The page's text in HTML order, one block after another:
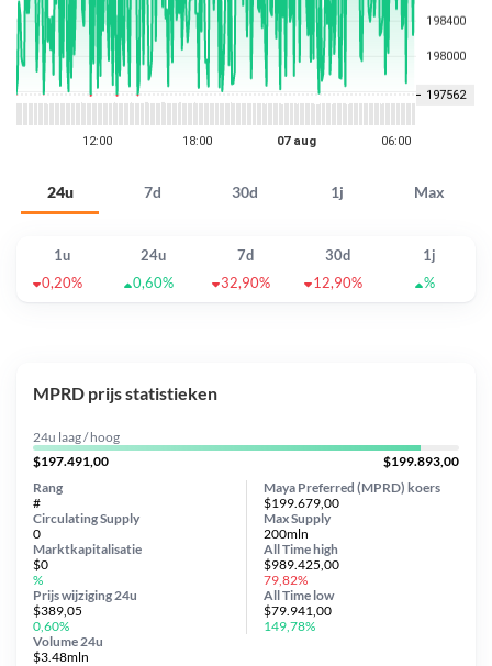
24u 7d 30d 1j Max
1u 24u 7d 30d
1j
0,20%
0,60% 32,90% 12,90% %
MPRD prijs statistieken
24u laag / hoog
$197.491,00
$199.893,00
Maya Preferred (MPRD) koers
$199.679,00
Circulating Supply
0
Prijs wijziging 24u
$389,05
0,60%
Max Supply
200mln
Marktkapitalisatie
$0
%
Volume 24u
$3.48mln
Rang
#
All Timehigh
$989.425,00
79,82%
All Time low
$79.941,00
149,78%